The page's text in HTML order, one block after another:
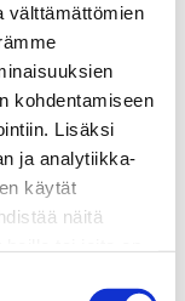
välttämättömien
kohdentamiseen
Lisäksi
ja analytiikka-
käytät
näitä